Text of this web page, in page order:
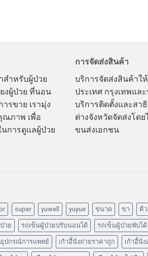
สำหรับผู้ป่วย
งผู้ป่วย ที่นอน
รขาย เรามุ่ง
ภาพ เพื่อ
การดูแลผู้ป่วย
การจัดส่งสินค้า
บริการจัดส่งสินค้าใ
ประเทศ กรุงเทพแ
บริการติดตั้งและสา
ต่างจังหวัดจัดส่งโด
ขนส่งเอกชน
super yuwell yuyue ขนาด ขา คิว
วย รถเข็นผู้ป่วยปรับนอนได้ รถเข็นผู้ป่วยพับได้
อุปกรณ์การแพทย์ เก้าอี้นั่งถ่ายราคาถูก เก้าอี้นั่